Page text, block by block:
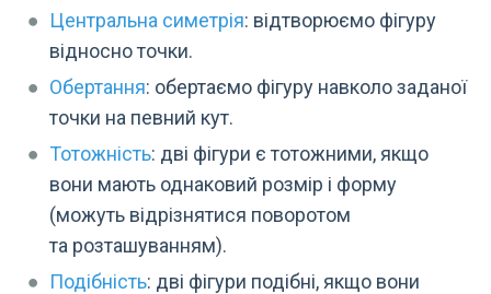
Центральна симетрія: відтворюємо фігуру
відносно точки.
Обертання: обертаємо фігуру навколо заданої
точки на певний кут.
Тотожність: дві фігури є тотожними, якщо
вони мають однаковий розмір і форму
(можуть відрізнятися поворотом
та розташуванням).
Подібність: дві фігури подібні, якщо вони